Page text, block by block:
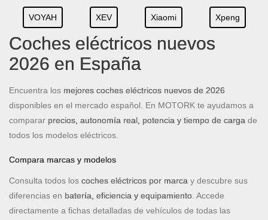
VOYAH XEV Xiaomi Xpeng
Coches eléctricos nuevos
2026 en España
Encuentra los mejores coches eléctricos nuevos de 2026
disponibles en el mercado español. En MOTORK te ayudamos a
comparar precios, autonomía real, potencia y tiempo de carga de
todos los modelos eléctricos.
Compara marcas y modelos
Consulta todos los coches eléctricos por marca y descubre sus
diferencias en batería, eficiencia y equipamiento. Accede
directamente a fichas detalladas de vehículos de todas las